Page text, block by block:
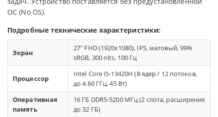
ОС (No OS).
Подробные технические характеристики:
Экран
27" FHD (1920x1080), IPS, матовый, 99%
sRGB, 300 nits, 100 Гц
Процессор
Intel Core i5-13420H (8 ядер / 12 потоков,
до 4.60 ГГц, 45 Вт)
Оперативная
память
16 ГБ DDR5-5200 МГц (2 слота, расширение
до 32 ГБ)